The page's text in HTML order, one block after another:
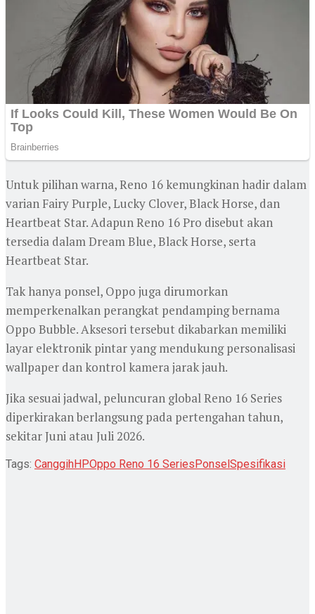
Untuk pilihan warna, Reno 16 kemungkinan hadir dalam
varian Fairy Purple, Lucky Clover, Black Horse, dan
Heartbeat Star. Adapun Reno 16 Pro disebut akan
tersedia dalam Dream Blue, Black Horse, serta
Heartbeat Star.
Tak hanya ponsel, Oppo juga dirumorkan
memperkenalkan perangkat pendamping bernama
Oppo Bubble. Aksesori tersebut dikabarkan memiliki
layar elektronik pintar yang mendukung personalisasi
wallpaper dan kontrol kamera jarak jauh.
Jika sesuai jadwal, peluncuran global Reno 16 Series
diperkirakan berlangsung pada pertengahan tahun,
sekitar Juni atau Juli 2026.
Tags: CanggihHPOppo Reno 16 Series Ponsel Spesifikasi